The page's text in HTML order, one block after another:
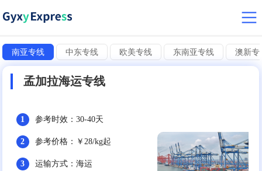
南亚专线 中东专线 欧美专线 东南亚专线 澳新专
孟加拉海运专线
1 参考时效：30-40天
2 参考价格：￥28/kg起
3 运输方式：海运